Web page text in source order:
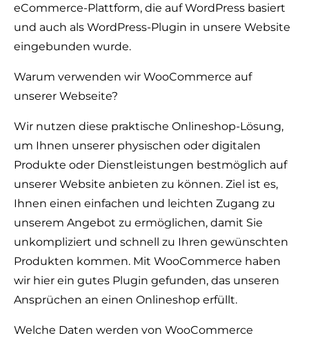
eCommerce-Plattform, die auf WordPress basiert
und auch als WordPress-Plugin in unsere Website
eingebunden wurde.
Warum verwenden wir WooCommerce auf
unserer Webseite?
Wir nutzen diese praktische Onlineshop-Lösung,
um Ihnen unserer physischen oder digitalen
Produkte oder Dienstleistungen bestmöglich auf
unserer Website anbieten zu können. Ziel ist es,
Ihnen einen einfachen und leichten Zugang zu
unserem Angebot zu ermöglichen, damit Sie
unkompliziert und schnell zu Ihren gewünschten
Produkten kommen. Mit WooCommerce haben
wir hier ein gutes Plugin gefunden, das unseren
Ansprüchen an einen Onlineshop erfüllt.
Welche Daten werden von WooCommerce